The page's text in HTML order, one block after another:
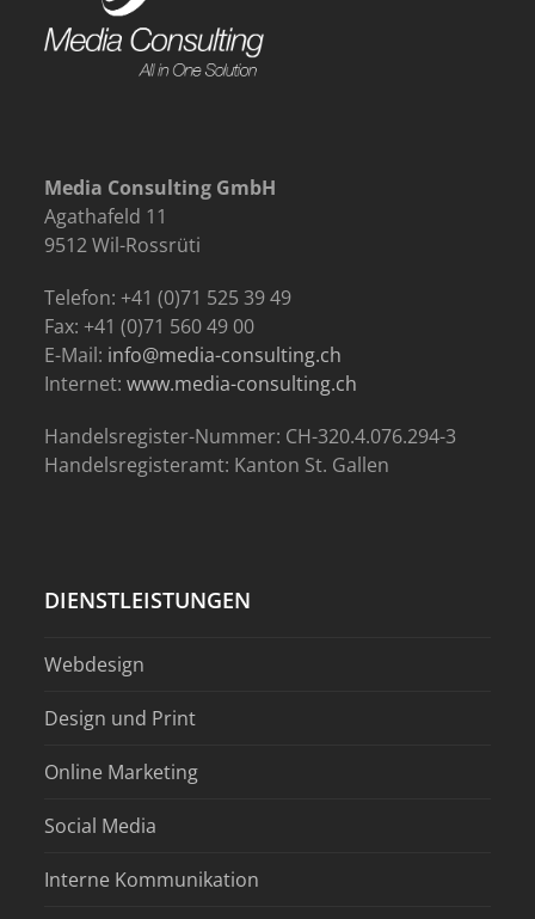
Media Consulting GmbH
Agathafeld 11
9512 Wil-Rossrüti
Telefon: +41 (0)71 525 39 49
Fax: +41 (0)71 560 49 00
E-Mail: info@media-consulting.ch
Internet:www.media-consulting.ch
Handelsregister-Nummer: CH-320.4.076.294-3
Handelsregisteramt: Kanton St. Gallen
DIENSTLEISTUNGEN
Webdesign
Design und Print
Online Marketing
Social Media
Interne Kommunikation